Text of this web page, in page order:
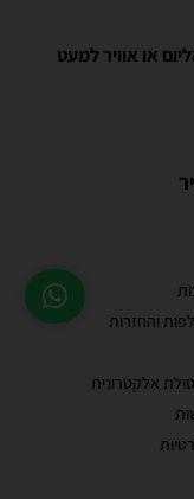
או אוויר למעט
והחזרות
אלקטרונית